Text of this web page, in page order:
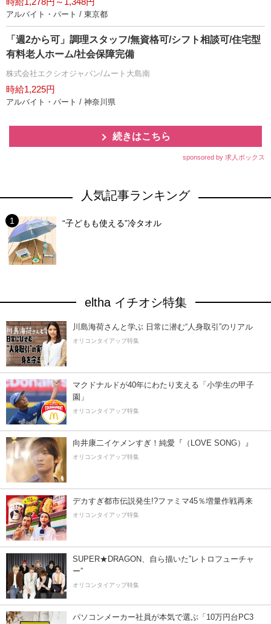
アルバイト・パート / 東京都
「週2から可」調理スタッフ/無資格可/シフト相談可/住宅型
有料老人ホーム/社会保障完備
株式会社エクシオジャパン/ムート大島南
時給1,225円
アルバイト・パート / 神奈川県
続きはこちら
sponsored by 求人ボックス
人気記事ランキング
“子どもも使える”冷タオル
eltha イチオシ特集
川島海荷さんと学ぶ 日常に潜む“人身取引”のリアル
オリコンタイアップ特集
マクドナルドが40年にわたり支える「小学生の甲子
園」
オリコンタイアップ特集
向井康二イケメンすぎ！純愛『（LOVE SONG）』
オリコンタイアップ特集
デカすぎ都市伝説発生!?ファミマ45％増量作戦再来
オリコンタイアップ特集
SUPER★DRAGON、自ら描いた”レトロフューチャ
ー”
オリコンタイアップ特集
パソコンメーカー社員が本気で選ぶ「10万円台PC3